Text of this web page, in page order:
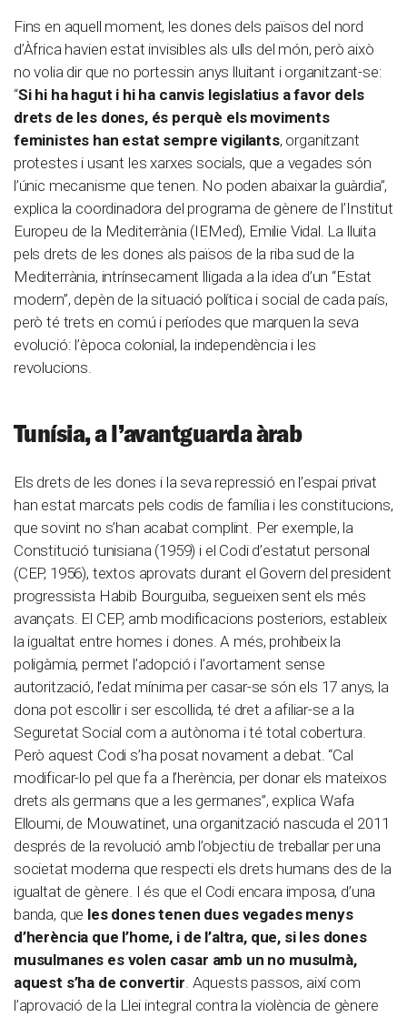
Fins en aquell moment, les dones dels països del nord
d’Àfrica havien estat invisibles als ulls del món, però això
no volia dir que no portessin anys lluitant i organitzant-se:
“Si hi ha hagut i hi ha canvis legislatius a favor dels
drets de les dones, és perquè els moviments
feministes han estat sempre vigilants, organitzant
protestes i usant les xarxes socials, que a vegades són
l’únic mecanisme que tenen. No poden abaixar la guàrdia”,
explica la coordinadora del programa de gènere de l’Institut
Europeu de la Mediterrània (IEMed), Emilie Vidal. La lluita
pels drets de les dones als països de la riba sud de la
Mediterrània, intrínsecament lligada a la idea d’un “Estat
modern”, depèn de la situació política i social de cada país,
però té trets en comú i períodes que marquen la seva
evolució: l’època colonial, la independència i les
revolucions.
Tunísia, a l’avantguarda àrab
Els drets de les dones i la seva repressió en l’espai privat
han estat marcats pels codis de família i les constitucions,
que sovint no s’han acabat complint. Per exemple, la
Constitució tunisiana (1959) i el Codi d’estatut personal
(CEP, 1956), textos aprovats durant el Govern del president
progressista Habib Bourguiba, segueixen sent els més
avançats. El CEP, amb modificacions posteriors, estableix
la igualtat entre homes i dones. A més, prohibeix la
poligàmia, permet l’adopció i l’avortament sense
autorització, l’edat mínima per casar-se són els 17 anys, la
dona pot escollir i ser escollida, té dret a afiliar-se a la
Seguretat Social com a autònoma i té total cobertura.
Però aquest Codi s’ha posat novament a debat. “Cal
modificar-lo pel que fa a l’herència, per donar els mateixos
drets als germans que a les germanes”, explica Wafa
Elloumi, de Mouwatinet, una organització nascuda el 2011
després de la revolució amb l’objectiu de treballar per una
societat moderna que respecti els drets humans des de la
igualtat de gènere. I és que el Codi encara imposa, d’una
banda, que les dones tenen dues vegades menys
d’herència que l’home, i de l’altra, que, si les dones
musulmanes es volen casar amb un no musulmà,
aquest s’ha de convertir . Aquests passos, així com
l’aprovació de la Llei integral contra la violència de gènere